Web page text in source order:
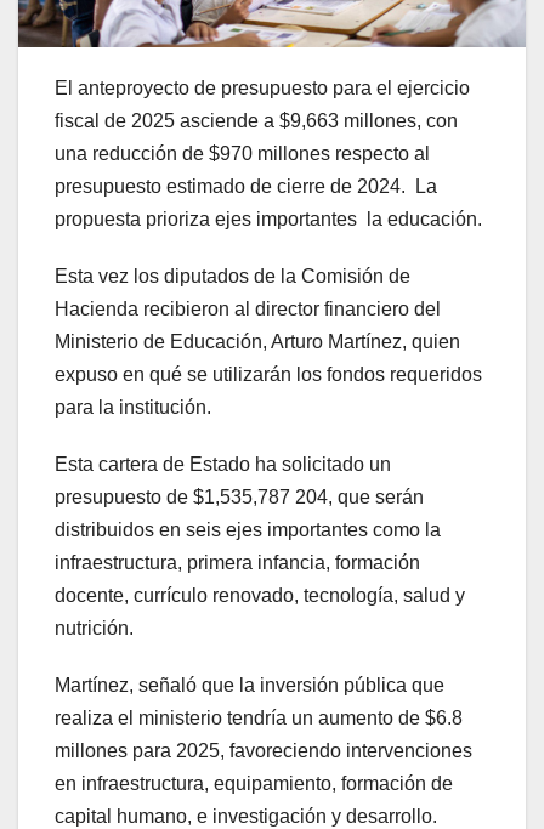
El anteproyecto de presupuesto para el ejercicio
fiscal de 2025 asciende a $9,663 millones, con
una reducción de $970 millones respecto al
presupuesto estimado de cierre de 2024. La
propuesta prioriza ejes importantes la educación.
Esta vez los diputados de la Comisión de
Hacienda recibieron al director financiero del
Ministerio de Educación, Arturo Martínez, quien
expuso en qué se utilizarán los fondos requeridos
para la institución.
Esta cartera de Estado ha solicitado un
presupuesto de $1,535,787 204, que serán
distribuidos en seis ejes importantes como la
infraestructura, primera infancia, formación
docente, currículo renovado, tecnología, salud y
nutrición.
Martínez, señaló que la inversión pública que
realiza el ministerio tendría un aumento de $6.8
millones para 2025, favoreciendo intervenciones
en infraestructura, equipamiento, formación de
capital humano, e investigación y desarrollo.